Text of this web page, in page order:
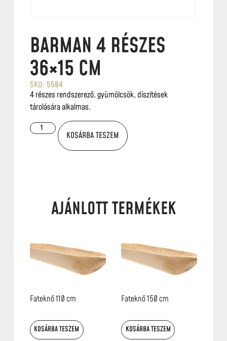
BARMAN 4 RÉSZES
36×15 CM
SKU: 5504
4 részes rendszerező, gyümölcsök, díszítések
tárolására alkalmas.
KOSÁRBA TESZEM
AJÁNLOTT TERMÉKEK
Fateknő 110 cm
KOSÁRBA TESZEM
Fateknő 150 cm
KOSÁRBA TESZEM